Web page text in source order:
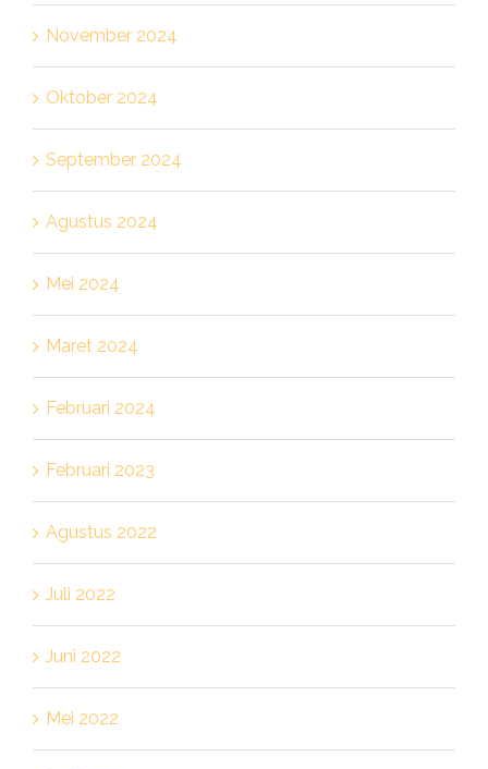
November 2024
Oktober 2024
September 2024
Agustus 2024
Mei 2024
Maret 2024
Februari 2024
Februari 2023
Agustus 2022
Juli 2022
Juni 2022
Mei 2022